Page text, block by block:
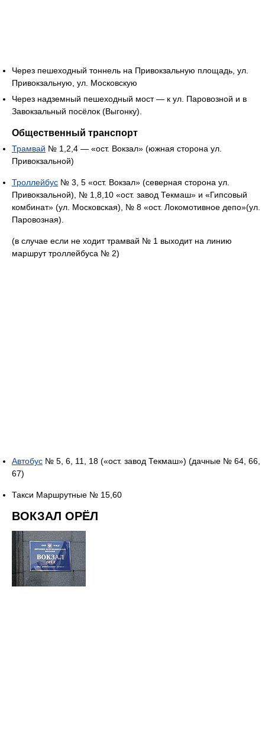
Через пешеходный тоннель на Привокзальную площадь, ул.
Привокзальную, ул. Московскую
Через надземный пешеходный мост — к ул. Паровозной и в
Завокзальный посёлок (Выгонку).
Общественный транспорт
Трамвай № 1,2,4 — «ост. Вокзал» (южная сторона ул.
Привокзальной)
Троллейбус № 3, 5 «ост. Вокзал» (северная сторона ул.
Привокзальной), № 1,8,10 «ост. завод Текмаш» и «Гипсовый
комбинат» (ул. Московская), № 8 «ост. Локомотивное депо»(ул.
Паровозная).
(в случае если не ходит трамвай № 1 выходит на линию
маршрут троллейбуса № 2)
Автобус № 5, 6, 11, 18 («ост. завод Текмаш») (дачные № 64, 66,
67)
Такси Маршрутные № 15,60
ВОКЗАЛ ОРЁЛ